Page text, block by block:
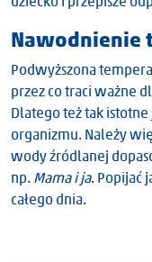
Nawodnienie
Podwyższona
przez co traci ważne
Dlatego też tak
organizmu. Należy
wody źródlanej
np. Mama i ja. Popijać
całego dnia.